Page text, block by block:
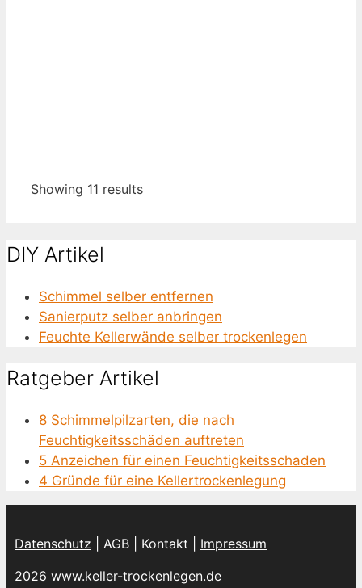
Showing 11 results
DIY Artikel
Schimmel selber entfernen
Sanierputz selber anbringen
Feuchte Kellerwände selber trockenlegen
Ratgeber Artikel
8 Schimmelpilzarten, die nach
Feuchtigkeitsschäden auftreten
5 Anzeichen für einen Feuchtigkeitsschaden
4 Gründe für eine Kellertrockenlegung
Datenschutz | AGB | Kontakt | Impressum
2026 www.keller-trockenlegen.de